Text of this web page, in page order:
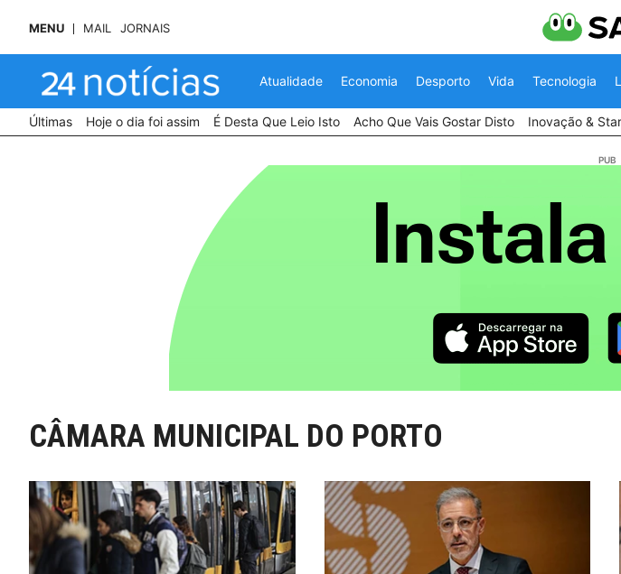
MENU MAIL JORNAIS
Atualidade Economia Desporto Vida Tecnologia
Últimas Hoje o dia foi assim É Desta Que Leio Isto Acho Que Vais Gostar Disto Inovação &
CÂMARA MUNICIPAL DO PORTO